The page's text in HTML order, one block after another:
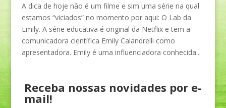
A dica de hoje não é um filme e sim uma série na qual
estamos “viciados” no momento por aqui: O Lab da
Emily. A série educativa é original da Netflix e tem a
comunicadora científica Emily Calandrelli como
apresentadora. Emily é uma influenciadora conhecida...
Receba nossas novidades por e-
mail!